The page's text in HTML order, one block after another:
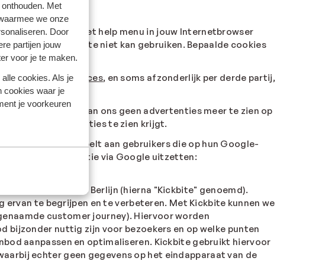
Met
we onze
Door
partijen jouw
voor je te maken.
cookies. Als je
cookies waar je
je voorkeuren
je het beste via het help menu in jouw Internetbrowser
op onze website niet kan gebruiken. Bepaalde cookies
Your Online Choices, en soms afzonderlijk per derde partij,
krijg je van ons geen advertenties meer te zien op
algemene advertenties te zien krijgt.
die Google koppelt aan gebruikers die op hun Google-
via Google uitzetten:
32-34, 10961 Berlijn (hierna "Kickbite" genoemd).
te begrijpen en te verbeteren. Met Kickbite kunnen we
customer journey). Hiervoor worden
bijzonder nuttig zijn voor bezoekers en op welke punten
aanpassen en optimaliseren. Kickbite gebruikt hiervoor
echter geen gegevens op het eindapparaat van de